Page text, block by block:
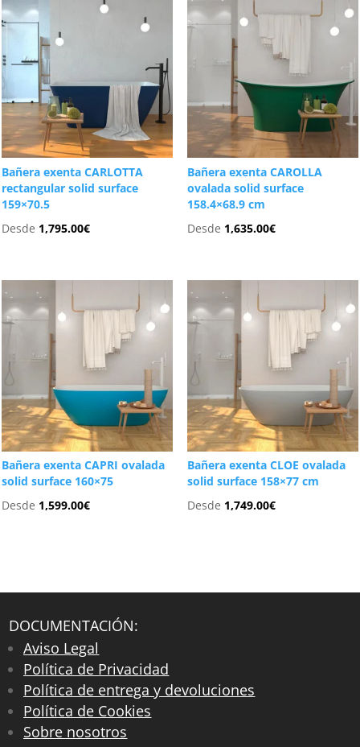
Bañera exenta CARLOTTA
rectangular solid surface
159×70.5
Desde 1,795.00€
Bañera exenta CAROLLA
ovalada solid surface
158.4×68.9 cm
Desde 1,635.00€
Bañera exenta CAPRI ovalada
solid surface 160×75
Desde 1,599.00€
Bañera exenta CLOE ovalada
solid surface 158×77 cm
Desde 1,749.00€
DOCUMENTACIÓN:
Aviso Legal
Política de Privacidad
Política de entrega y devoluciones
Política de Cookies
Sobre nosotros